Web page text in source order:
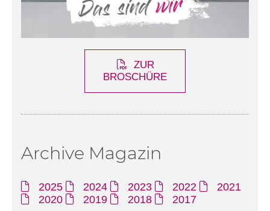
ZUR
BROSCHÜRE
Archive Magazin
2025 2024 2023 2022
2021
2020
2019 2018 2017